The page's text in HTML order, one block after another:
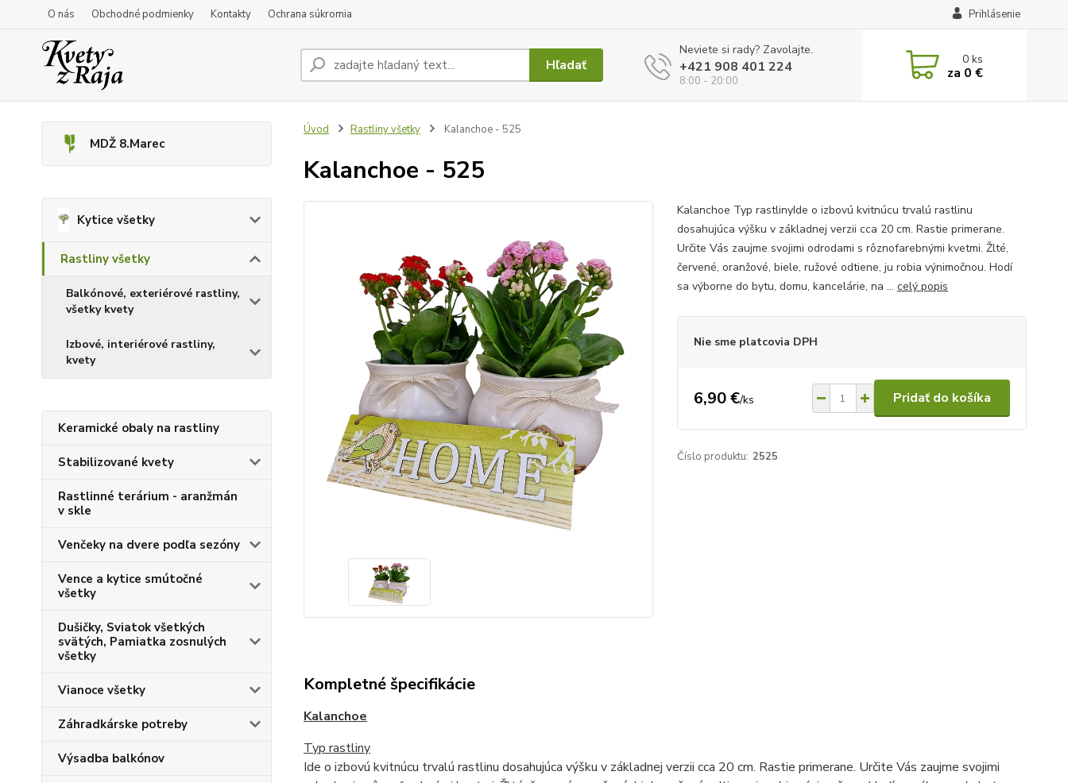
O nás Obchodné podmienky Kontakty Ochrana súkromia Prihlásenie
Hľadať
Neviete si rady? Zavolajte.
+421 908 401 224
8:00 - 20:00
0ks
za 0 €
MDŽ 8.Marec
Kytice všetky
Rastliny všetky
Balkónové, exteriérové rastliny,
všetky kvety
Izbové, interiérové rastliny,
kvety
Keramické obaly na rastliny
Stabilizované kvety
Rastlinné terárium - aranžmán
v skle
Venčeky na dvere podľa sezóny
Vence a kytice smútočné
všetky
Dušičky, Sviatok všetkých
svätých, Pamiatka zosnulých
všetky
Vianoce všetky
Záhradkárske potreby
Výsadba balkónov
Úvod Rastliny všetky Kalanchoe - 525
Kalanchoe - 525
Kalanchoe Typ rastlinyIde o izbovú kvitnúcu trvalú rastlinu
dosahujúca výšku v základnej verzii cca 20 cm. Rastie primerane.
Určite Vás zaujme svojimi odrodami s rôznofarebnými kvetmi. Žlté,
červené, oranžové, biele, ružové odtiene, ju robia výnimočnou. Hodí
sa výborne do bytu, domu, kancelárie, na ... celý popis
Nie sme platcovia DPH
6,90 €/ks Pridať do košíka
Číslo produktu: 2525
Kompletné špecifikácie
Kalanchoe
Typ rastliny
Ide o izbovú kvitnúcu trvalú rastlinu dosahujúca výšku v základnej verzii cca 20 cm. Rastie primerane. Určite Vás zaujme svojimi